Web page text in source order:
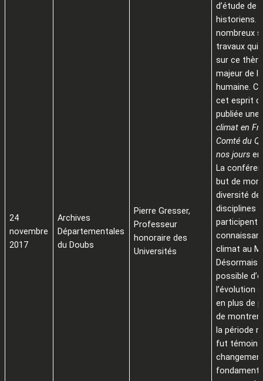
24
novembre
2017
Archives
Départementales
du Doubs
Pierre Gresser,
Professeur
honoraire des
Universités
d’étude de
historiens.
nombreux
travaux qui
sur ce
majeur de
humaine.
cet esprit
publiée une
climat en
Comté du
nos jours
La
but de
diversité
disciplines
participent
climat au
Désormais
possible
l’évolution
en plus de
de montrer
la période
fut témoin